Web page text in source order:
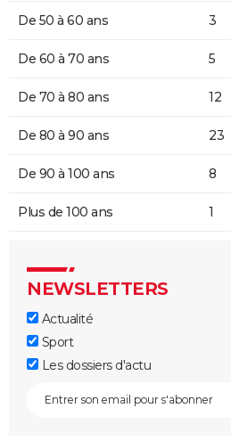
De 50 à 60 ans 3
De 60 à 70 ans 5
De 70 à 80 ans 12
De 80 à 90 ans 23
De 90 à 100 ans 8
Plus de 100 ans 1
NEWSLETTERS
Actualité
Sport
Les dossiers d'actu